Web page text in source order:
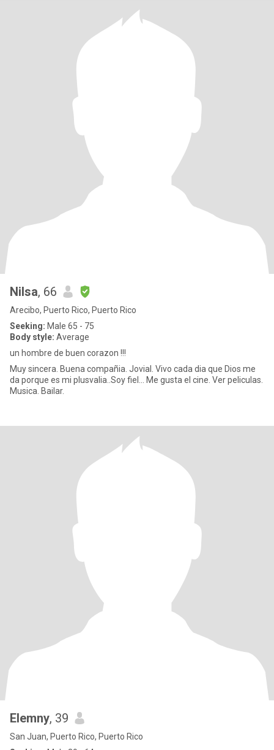
Nilsa, 66
Arecibo, Puerto Rico, Puerto Rico
Seeking: Male 65 - 75
Body style: Average
un hombre de buen corazon !!!
Muy sincera. Buena compañia. Jovial. Vivo cada dia que Dios me
da porque es mi plusvalia..Soy fiel... Me gusta el cine. Ver peliculas.
Musica. Bailar.
Elemny, 39
San Juan, Puerto Rico, Puerto Rico